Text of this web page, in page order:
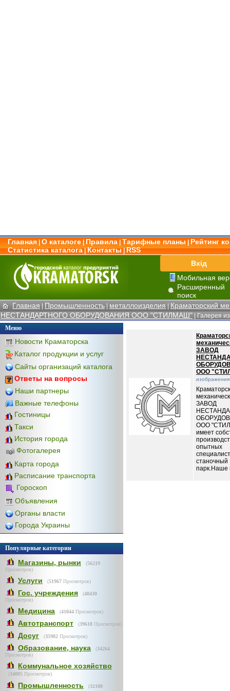
Главная О каталоге Правила Тарифные планы
Рейтинг
Статистика каталога|Контакты|RSS
Вхід
Мобильная
Расширенный
поиск
Главная | Промышленность | металлоизделия | Краматорский
НЕСТАНДАРТНОГО ОБОРУДОВАНИЯ ООО "СТИЛМАШ" | Галерея
Меню
Новости Краматорска
Каталог продукции и услуг
Сайты организаций каталога
Ответы на вопросы
Наши партнеры
Важные телефоны
Гостиницы
Такси
История города
Фотогалерея
Карта города
Расписание транспорта
Гороскоп
Объявления
Органы власти
Города Украины
Популярные категории
Магазины, рынки (56219
Просмотров)
Услуги (51967 Просмотров)
Гос. учреждения (48430
Просмотров)
Медицина (41044 Просмотров)
Автотранспорт (39618 Просмотров)
Досуг (35982 Просмотров)
Образование, наука (34264
Просмотров)
Коммунальное хозяйство
(34085 Просмотров)
Промышленность (32108
ЗАВОД
ООО
изображения
ЗАВОД
ООО
имеет
опытных
станочный
парк.Наше